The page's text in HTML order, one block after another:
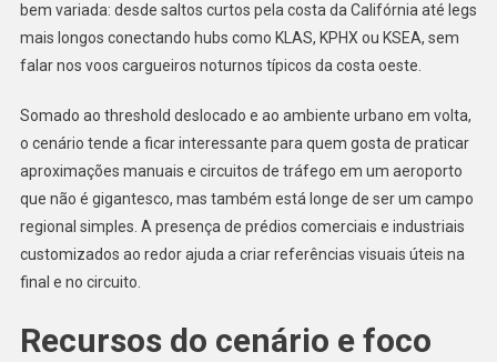
bem variada: desde saltos curtos pela costa da Califórnia até legs
mais longos conectando hubs como KLAS, KPHX ou KSEA, sem
falar nos voos cargueiros noturnos típicos da costa oeste.
Somado ao threshold deslocado e ao ambiente urbano em volta,
o cenário tende a ficar interessante para quem gosta de praticar
aproximações manuais e circuitos de tráfego em um aeroporto
que não é gigantesco, mas também está longe de ser um campo
regional simples. A presença de prédios comerciais e industriais
customizados ao redor ajuda a criar referências visuais úteis na
final e no circuito.
Recursos do cenário e foco